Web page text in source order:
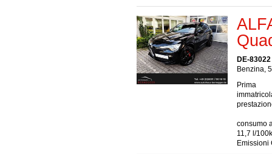
DE-
Benzina,
Prima
consumo
11,7 l/
Emissioni